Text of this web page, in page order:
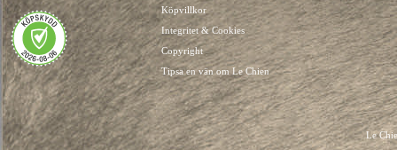
Köpvillkor
Integritet & Cookies
Copyright
Tipsa en vän om Le Chien
Le